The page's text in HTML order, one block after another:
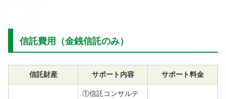
信託費用（金銭信託のみ）
信託財産 サポート内容 サポート料金
①信託コンサルテ